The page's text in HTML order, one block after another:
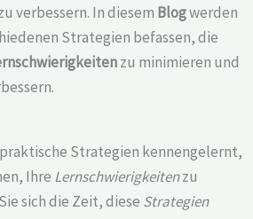
verbessern. In diesem Blogwerden
Strategien befassen, die
zu minimieren und
Strategien kennengelernt,
Ihre Lernschwierigkeitenzu
sich die Zeit, diese Strategien